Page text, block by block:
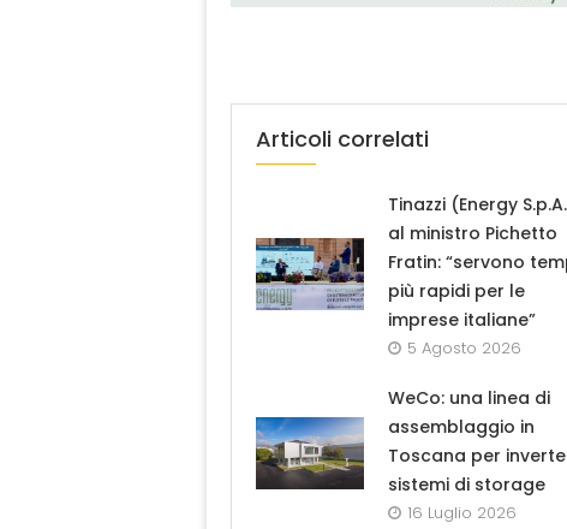
Articoli correlati
Tinazzi (Energy
al ministro Pichetto
Fratin: “servono
più rapidi per le
imprese italiane”
5 Agosto 2026
WeCo: una linea di
assemblaggio in
Toscana per
sistemi di storage
16 Luglio 2026